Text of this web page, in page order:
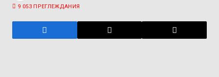
9 053 ПРЕГЛЕЖДАНИЯ